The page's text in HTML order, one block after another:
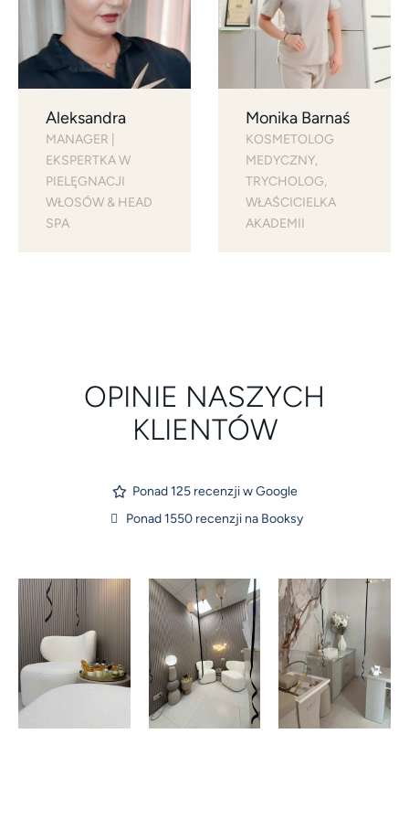
Aleksandra
MANAGER |
EKSPERTKA W
PIELĘGNACJI
WŁOSÓW & HEAD
SPA
Monika Barnaś
KOSMETOLOG
MEDYCZNY,
TRYCHOLOG,
WŁAŚCICIELKA
AKADEMII
OPINIE NASZYCH
KLIENTÓW
Ponad 125 recenzji w Google
Ponad 1550 recenzji na Booksy